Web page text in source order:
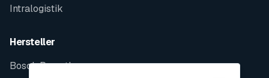
Intralogistik
Hersteller
Bosch Rexroth